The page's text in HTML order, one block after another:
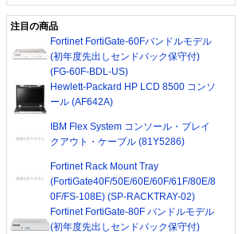
注目の商品
Fortinet FortiGate-60Fバンドルモデル
(初年度先出しセンドバック保守付)
(FG-60F-BDL-US)
Hewlett-Packard HP LCD 8500 コンソ
ール (AF642A)
IBM Flex System コンソール・ブレイ
クアウト・ケーブル (81Y5286)
Fortinet Rack Mount Tray
(FortiGate40F/50E/60E/60F/61F/80E/8
0F/FS-108E) (SP-RACKTRAY-02)
Fortinet FortiGate-80F バンドルモデル
(初年度先出しセンドバック保守付)